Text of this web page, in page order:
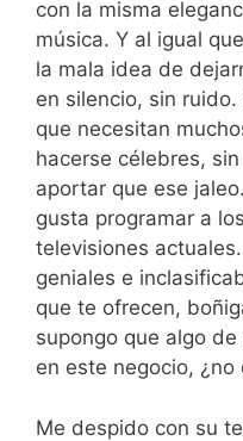
con la misma
música. Y al igual
la mala idea de
en silencio, sin
que necesitan
hacerse célebres,
aportar que ese
gusta programar a
televisiones
geniales e
que te ofrecen,
supongo que algo
en este negocio, ¿no
Me despido con su